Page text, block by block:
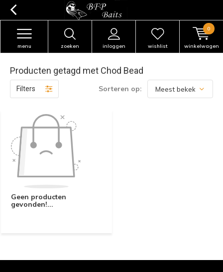
zoeken inloggen
menu wishlist winkelwagen
0
Producten getagd met Chod Bead
Filters Sorteren op:
Geen producten
gevonden!...